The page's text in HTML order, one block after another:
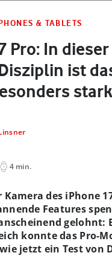
& TABLETS
Pro: In dieser
ist
stark
4 min.
des iPhone
Features
gelohnt:
konnte das Pro-
jetzt ein Test von